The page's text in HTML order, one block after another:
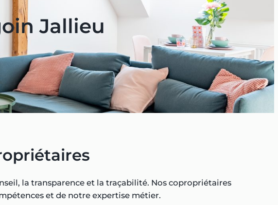
Jallieu
la transparence et la traçabilité. Nos copropriétaires
et de notre expertise métier.